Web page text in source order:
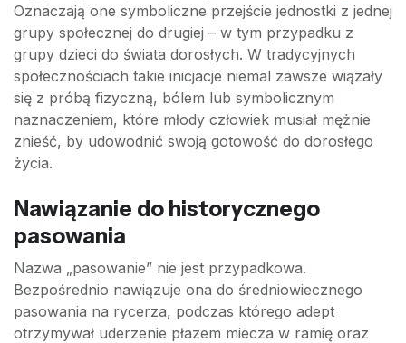
Oznaczają one symboliczne przejście jednostki z jednej
grupy społecznej do drugiej – w tym przypadku z
grupy dzieci do świata dorosłych. W tradycyjnych
społecznościach takie inicjacje niemal zawsze wiązały
się z próbą fizyczną, bólem lub symbolicznym
naznaczeniem, które młody człowiek musiał mężnie
znieść, by udowodnić swoją gotowość do dorosłego
życia.
Nawiązanie do historycznego
pasowania
Nazwa „pasowanie” nie jest przypadkowa.
Bezpośrednio nawiązuje ona do średniowiecznego
pasowania na rycerza, podczas którego adept
otrzymywał uderzenie płazem miecza w ramię oraz